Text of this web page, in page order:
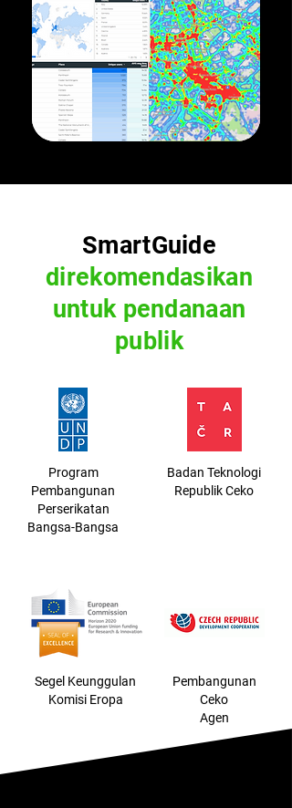
SmartGuide
direkomendasikan
untuk pendanaan
publik
Program
Pembangunan
Perserikatan
Bangsa-Bangsa
Segel Keunggulan
Komisi Eropa
Badan Teknologi
Republik Ceko
Pembangunan
Ceko
Agen